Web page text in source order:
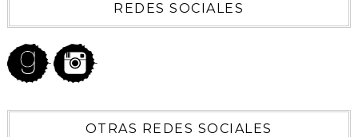
REDES SOCIALES
OTRAS REDES SOCIALES